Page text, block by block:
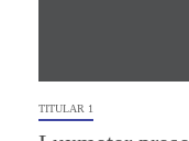
TITULAR 1